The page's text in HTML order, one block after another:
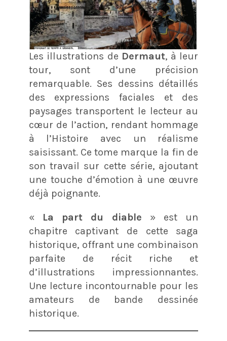
Les illustrations de Dermaut, à leur
tour, sont d’une précision
remarquable. Ses dessins détaillés
des expressions faciales et des
paysages transportent le lecteur au
cœur de l’action, rendant hommage
à l’Histoire avec un réalisme
saisissant. Ce tome marque la fin de
son travail sur cette série, ajoutant
une touche d’émotion à une œuvre
déjà poignante​.
« La part du diable » est un
chapitre captivant de cette saga
historique, offrant une combinaison
parfaite de récit riche et
d’illustrations impressionnantes.
Une lecture incontournable pour les
amateurs de bande dessinée
historique.